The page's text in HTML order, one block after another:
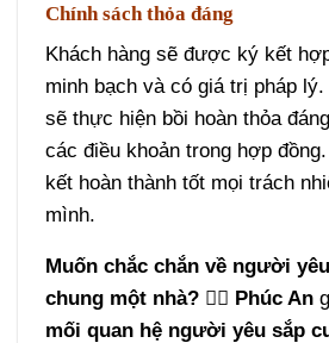
Chính sách thỏa đáng
Khách hàng sẽ được ký kết
minh bạch và có giá trị pháp
sẽ thực hiện bồi hoàn thỏa
các điều khoản trong hợp
kết hoàn thành tốt mọi trách
mình.
Muốn chắc chắn về người
chung một nhà? 🕵️‍♂️ Phúc An
mối quan hệ người yêu sắp